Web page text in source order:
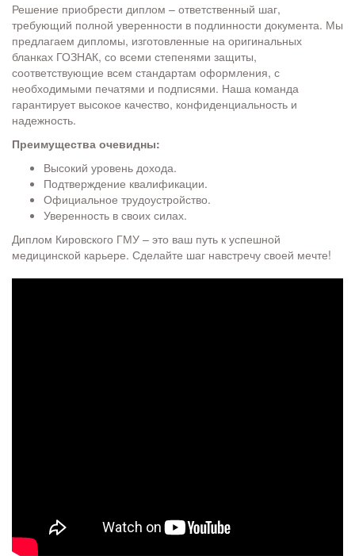
Решение приобрести диплом – ответственный шаг,
требующий полной уверенности в подлинности документа. Мы
предлагаем дипломы, изготовленные на оригинальных
бланках ГОЗНАК, со всеми степенями защиты,
соответствующие всем стандартам оформления, с
необходимыми печатями и подписями. Наша команда
гарантирует высокое качество, конфиденциальность и
надежность.
Преимущества очевидны:
Высокий уровень дохода.
Подтверждение квалификации.
Официальное трудоустройство.
Уверенность в своих силах.
Диплом Кировского ГМУ – это ваш путь к успешной
медицинской карьере. Сделайте шаг навстречу своей мечте!